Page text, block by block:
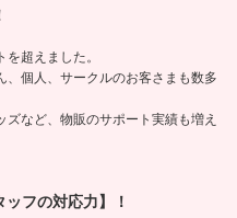
超えました。
、個人、サークルのお客さまも数多
など、物販のサポート実績も増え
フの対応力】！